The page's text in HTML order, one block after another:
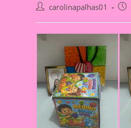
Post carolinapalhas01
Post